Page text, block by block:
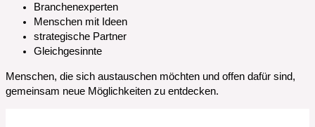
Branchenexperten
Menschen mit Ideen
strategische Partner
Gleichgesinnte
Menschen, die sich austauschen möchten und offen dafür sind,
gemeinsam neue Möglichkeiten zu entdecken.